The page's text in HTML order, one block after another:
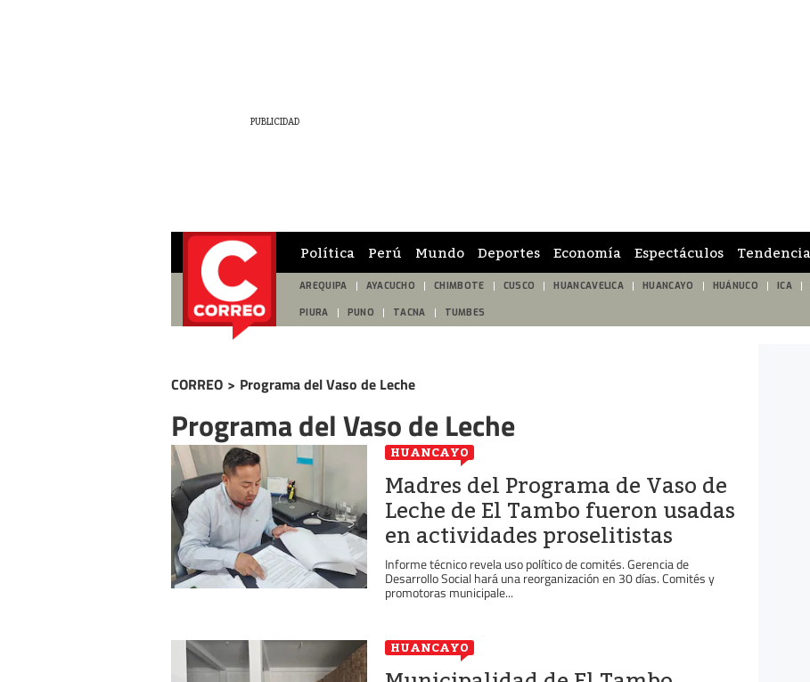
Política Perú Mundo Deportes Economía Espectáculos Tendencia
AREQUIPA AYACUCHO CHIMBOTE CUSCO HUANCAVELICA HUANCAYO HUÁNUCO ICA
PIURA PUNO TACNA TUMBES
CORREO > Programa del Vaso de Leche
Programa del Vaso de Leche
HUANCAYO
Madres del Programa de Vaso de
Leche de El Tambo fueron usadas
en actividades proselitistas
Informe técnico revela uso político de comités. Gerencia de
Desarrollo Social hará una reorganización en 30 días. Comités y
promotoras municipale...
HUANCAYO